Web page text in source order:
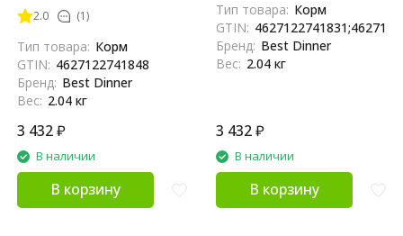
для стерилизованных кошек
2.0 (1)
Тип товара: Корм
GTIN: 4627122741848
Бренд: Best Dinner
Вес: 2.04 кг
3 432₽
В наличии
В корзину
стерилизованных кошек - 85
г х 24 шт
Тип товара: Корм
GTIN:
Бренд: Best Dinner
Вес: 2.04 кг
3 432₽
В наличии
В корзину